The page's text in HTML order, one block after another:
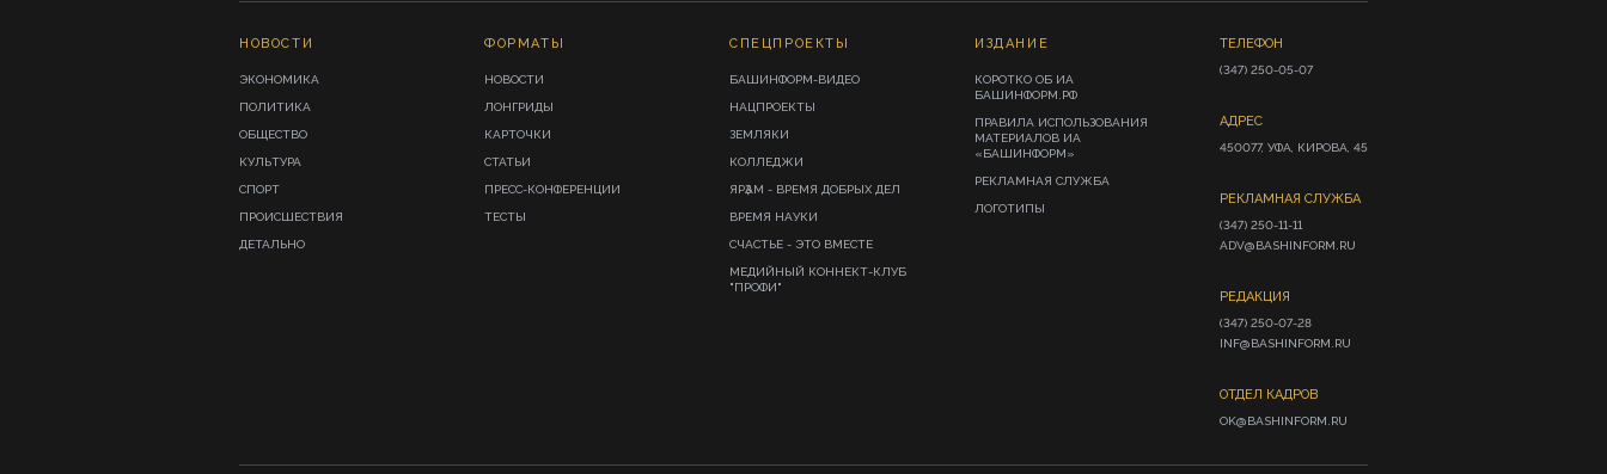
НОВОСТИ
ЭКОНОМИКА
ПОЛИТИКА
ОБЩЕСТВО
КУЛЬТУРА
СПОРТ
ПРОИСШЕСТВИЯ
ДЕТАЛЬНО
ФОРМАТЫ
НОВОСТИ
ЛОНГРИДЫ
КАРТОЧКИ
СТАТЬИ
ПРЕСС-КОНФЕРЕНЦИИ
ТЕСТЫ
СПЕЦПРОЕКТЫ
БАШИНФОРМ-ВИДЕО
НАЦПРОЕКТЫ
ЗЕМЛЯКИ
КОЛЛЕДЖИ
ЯРҘАМ - ВРЕМЯ ДОБРЫХ ДЕЛ
ВРЕМЯ НАУКИ
СЧАСТЬЕ - ЭТО ВМЕСТЕ
МЕДИЙНЫЙ КОННЕКТ-КЛУБ
"ПРОФИ"
ИЗДАНИЕ
КОРОТКО ОБ ИА
БАШИНФОРМ.РФ
ПРАВИЛА ИСПОЛЬЗОВАНИЯ
МАТЕРИАЛОВ ИА
«БАШИНФОРМ»
РЕКЛАМНАЯ СЛУЖБА
ЛОГОТИПЫ
ТЕЛЕФОН
(347) 250-05-07
АДРЕС
450077, УФА, КИРОВА, 45
РЕКЛАМНАЯ СЛУЖБА
(347) 250-11-11
ADV@BASHINFORM.RU
РЕДАКЦИЯ
(347) 250-07-28
INF@BASHINFORM.RU
ОТДЕЛ КАДРОВ
OK@BASHINFORM.RU